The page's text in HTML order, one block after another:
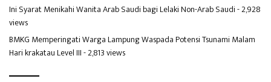
Ini Syarat Menikahi Wanita Arab Saudi bagi Lelaki Non-Arab Saudi- 2,928
views
BMKG Memperingati Warga Lampung Waspada Potensi Tsunami Malam
Hari krakatau Level III- 2,813 views